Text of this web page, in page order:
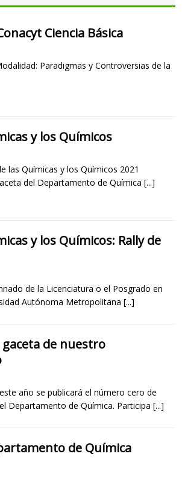
Ciencia Básica
Paradigmas y Controversias de la
y los Químicos
las Químicas y los Químicos 2021
del Departamento de Química [...]
y los Químicos: Rally de
de la Licenciatura o el Posgrado en
Autónoma Metropolitana [...]
de nuestro
año se publicará el número cero de
Departamento de Química. Participa [...]
de Química